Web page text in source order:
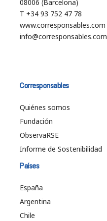
08006 (Barcelona)
T +34 93 752 47 78
www.corresponsables.com
info@corresponsables.com
Corresponsables
Quiénes somos
Fundación
ObservaRSE
Informe de Sostenibilidad
Países
España
Argentina
Chile